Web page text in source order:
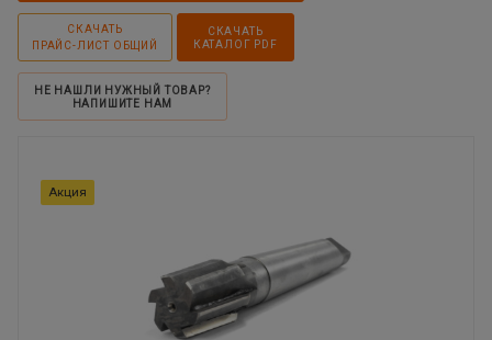
СКАЧАТЬ
ПРАЙС-ЛИСТ ОБЩИЙ
СКАЧАТЬ
КАТАЛОГ PDF
НЕ НАШЛИ НУЖНЫЙ ТОВАР?
НАПИШИТЕ НАМ
Акция